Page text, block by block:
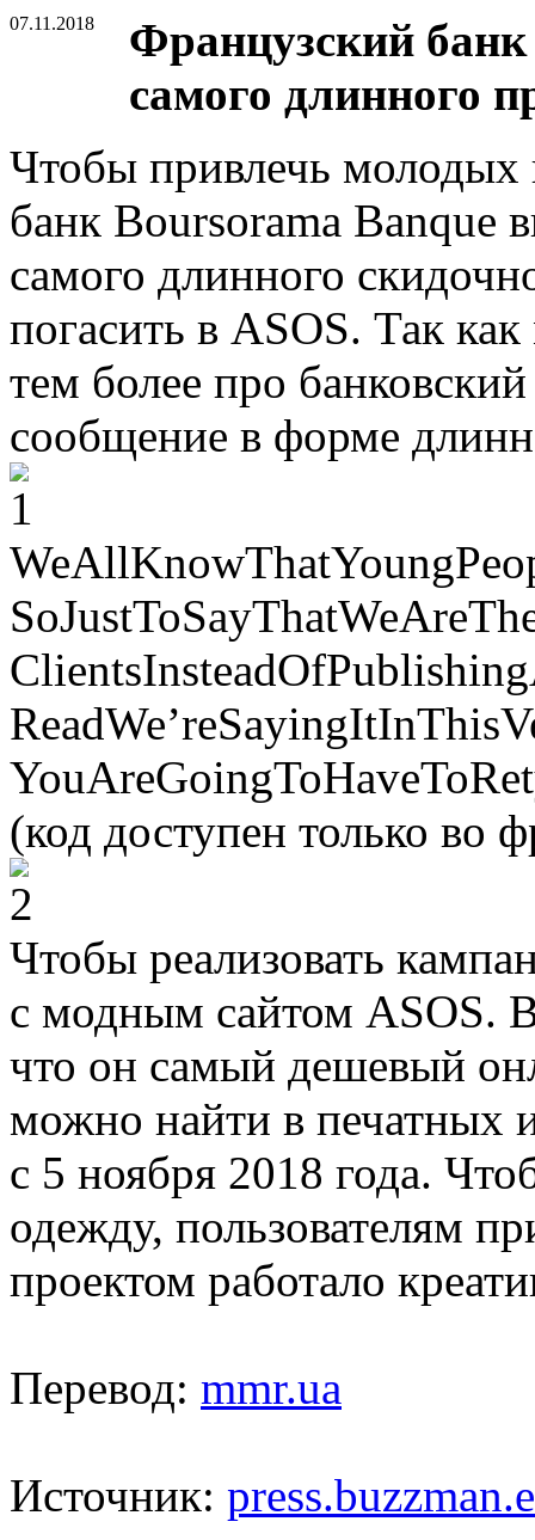
07.11.2018
Французский
самого длинного
Чтобы привлечь молодых
банк Boursorama Banque
самого длинного
погасить в ASOS. Так
тем более про
сообщение в форме
(код доступен только во
Чтобы реализовать
с модным сайтом ASOS.
что он самый дешевый
можно найти в печатных
с 5 ноября 2018 года.
одежду, пользователям
проектом работало
Перевод: mmr.ua
Источник: